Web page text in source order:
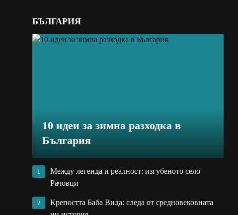
БЪЛГАРИЯ
10 идеи за зимна разходка в
България
1
Между легенда и реалност: изгубеното село
Рачовци
2
Крепостта Баба Вида: следа от средновековната